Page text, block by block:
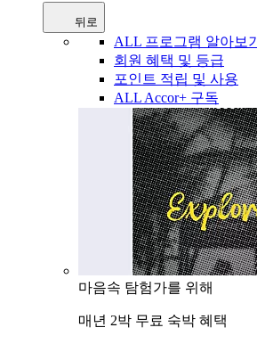
뒤로
ALL 프로그램 알아보기
회원 혜택 및 등급
포인트 적립 및 사용
ALL Accor+ 구독
마음속 탐험가를 위해
매년 2박 무료 숙박 혜택